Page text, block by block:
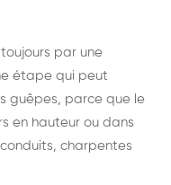
par une
étape qui peut
guêpes, parce que le
en hauteur ou dans
charpentes